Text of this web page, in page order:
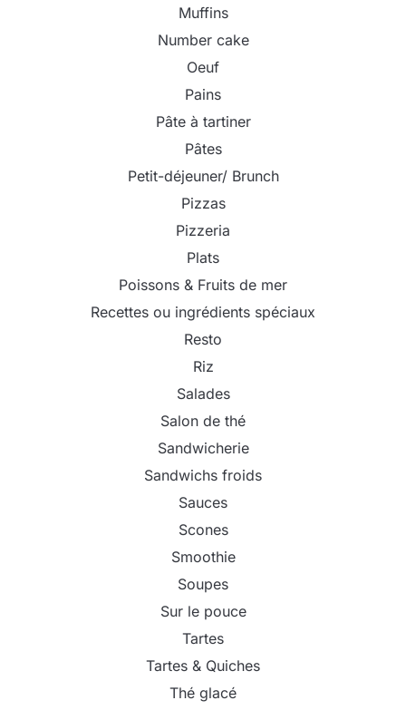
Muffins
Number cake
Oeuf
Pains
Pâte à tartiner
Pâtes
Petit-déjeuner/ Brunch
Pizzas
Pizzeria
Plats
Poissons & Fruits de mer
Recettes ou ingrédients spéciaux
Resto
Riz
Salades
Salon de thé
Sandwicherie
Sandwichs froids
Sauces
Scones
Smoothie
Soupes
Sur le pouce
Tartes
Tartes & Quiches
Thé glacé